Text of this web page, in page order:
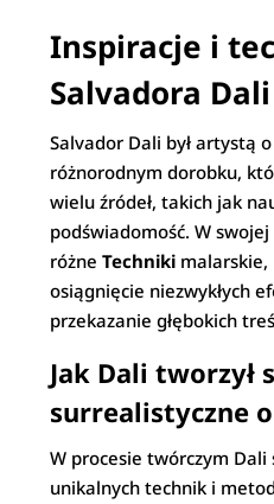
Inspiracje i
Salvadora Dali
Salvador Dali był artystą
różnorodnym dorobku,
wielu źródeł, takich jak
podświadomość. W
różneTechniki malarskie,
osiągnięcie niezwykłych
przekazanie głębokich
Jak Dali tworzył
surrealistyczne
W procesie twórczym Dali
unikalnych technik i